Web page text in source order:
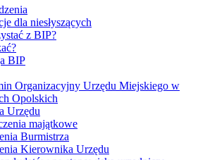
dla niesłyszących
z BIP?
BIP
Organizacyjny Urzędu Miejskiego w
Opolskich
Urzędu
majątkowe
Burmistrza
Kierownika Urzędu